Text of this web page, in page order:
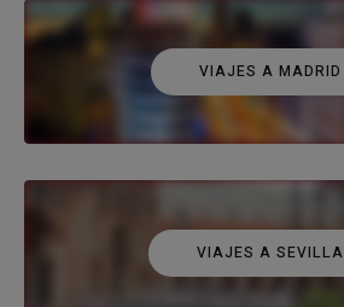
VIAJES A MADRID
VIAJES A SEVILLA